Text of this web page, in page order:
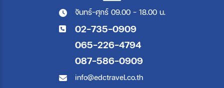
จันทร์-ศุกร์ 09.00 - 18.00 น.
02-735-0909
065-226-4794
087-586-0909
info@edctravel.co.th